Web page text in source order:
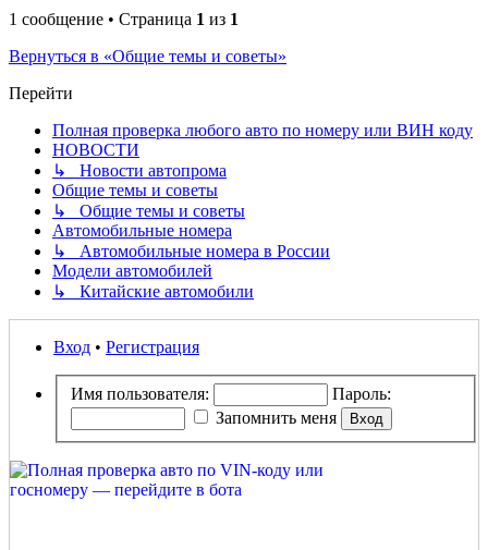
1 сообщение • Страница 1 из 1
Вернуться в «Общие темы и советы»
Перейти
Полная проверка любого авто по номеру или ВИН коду
НОВОСТИ
↳ Новости автопрома
Общие темы и советы
↳ Общие темы и советы
Автомобильные номера
↳ Автомобильные номера в России
Модели автомобилей
↳ Китайские автомобили
Вход • Регистрация
Имя пользователя:
Пароль:
Запомнить меня